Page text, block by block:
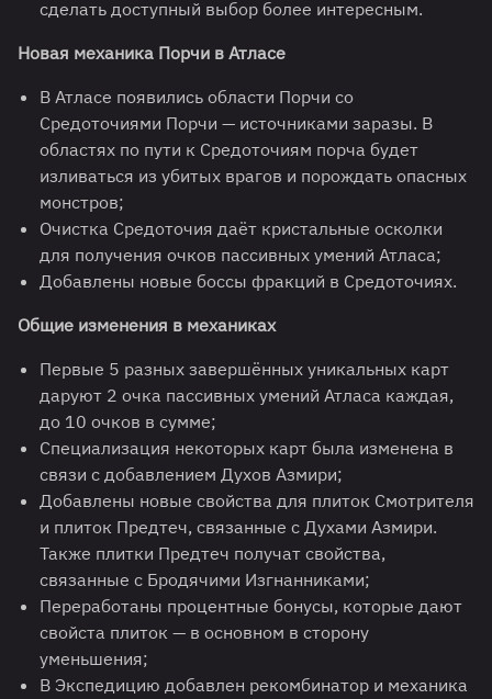
сделать доступный выбор более интересным.
Новая механика Порчи в Атласе
В Атласе появились области Порчи со
Средоточиями Порчи — источниками заразы. В
областях по пути к Средоточиям порча будет
изливаться из убитых врагов и порождать опасных
монстров;
Очистка Средоточия даёт кристальные осколки
для получения очков пассивных умений Атласа;
Добавлены новые боссы фракций в Средоточиях.
Общие изменения в механиках
Первые 5 разных завершённых уникальных карт
даруют 2 очка пассивных умений Атласа каждая,
до 10 очков в сумме;
Специализация некоторых карт была изменена в
связи с добавлением Духов Азмири;
Добавлены новые свойства для плиток Смотрителя
и плиток Предтеч, связанные с Духами Азмири.
Также плитки Предтеч получат свойства,
связанные с Бродячими Изгнанниками;
Переработаны процентные бонусы, которые дают
свойста плиток — в основном в сторону
уменьшения;
В Экспедицию добавлен рекомбинатор и механика